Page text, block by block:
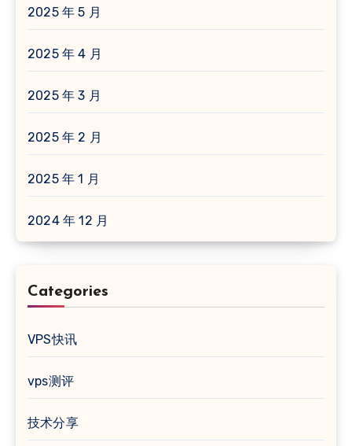
2025 年 5 月
2025 年 4 月
2025 年 3 月
2025 年 2 月
2025 年 1 月
2024 年 12 月
Categories
VPS快讯
vps测评
技术分享